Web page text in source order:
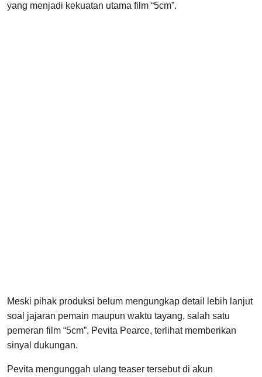
yang menjadi kekuatan utama film “5cm”.
Meski pihak produksi belum mengungkap detail lebih lanjut
soal jajaran pemain maupun waktu tayang, salah satu
pemeran film “5cm”, Pevita Pearce, terlihat memberikan
sinyal dukungan.
Pevita mengunggah ulang teaser tersebut di akun